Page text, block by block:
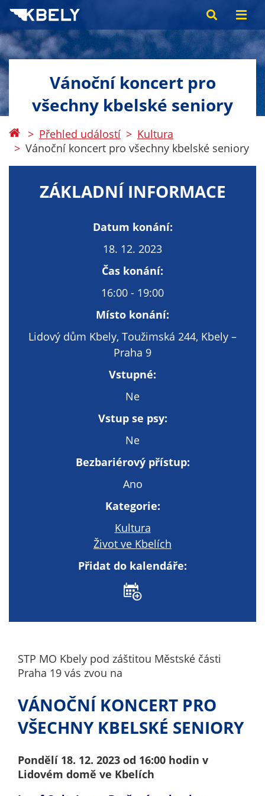
Vánoční koncert pro
všechny kbelské seniory
Přehled událostí
Kultura
Vánoční koncert pro všechny kbelské seniory
ZÁKLADNÍ INFORMACE
Datum konání:
18. 12. 2023
Čas konání:
16:00 - 19:00
Místo konání:
Lidový dům Kbely, Toužimská 244, Kbely –
Praha 9
Vstupné:
Ne
Vstup se psy:
Ne
Bezbariérový přístup:
Ano
Kategorie:
Kultura
Život ve Kbelích
Přidat do kalendáře:
STP MO Kbely pod záštitou Městské části
Praha 19 vás zvou na
VÁNOČNÍ KONCERT PRO
VŠECHNY KBELSKÉ SENIORY
Pondělí 18. 12. 2023 od 16:00 hodin v
Lidovém domě ve Kbelích
Technické
Technické
cookies jsou
správné
funkcí, které
Váš souhlas s
cookies na
technické
nemohou být
individuálně
deaktivovány
cookies
Analytické
měření
výkonu
našeho webu
reklamních
kampaní.